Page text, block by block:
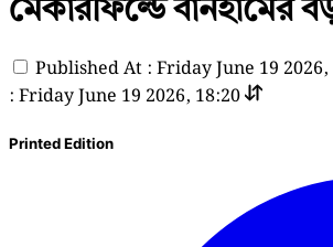
মেকারফিল্ডে বার্নহামের
Published At : Friday June 19 2026,
: Friday June 19 2026, 18:20
Printed Edition